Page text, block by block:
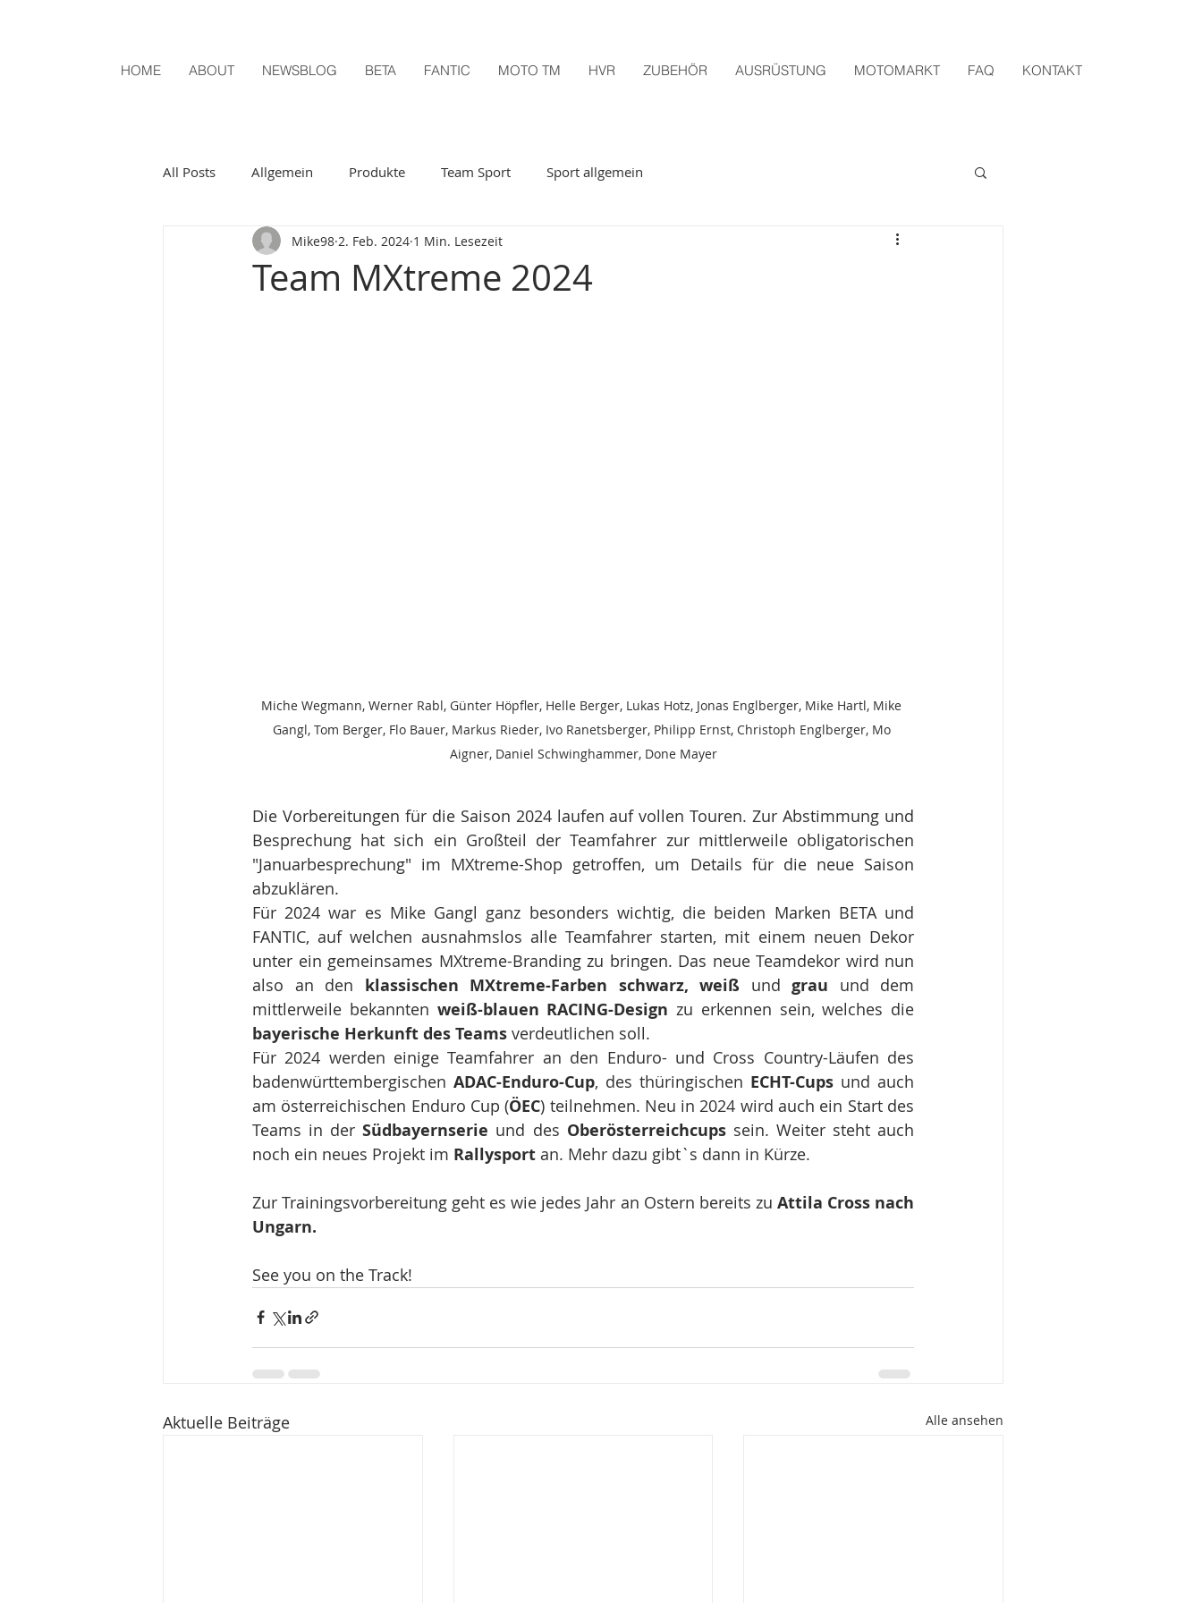
HOME ABOUT NEWSBLOG BETA FANTIC MOTO TM HVR ZUBEHÖR AUSRÜSTUNG MOTOMARKT FAQ KONTAKT
All Posts Allgemein Produkte Team Sport Sport allgemein
Team MXtreme 2024
Mike98 2. Feb. 2024 1 Min. Lesezeit
Miche Wegmann, Werner Rabl, Günter Höpfler, Helle Berger, Lukas Hotz, Jonas Englberger, Mike Hartl, Mike
Gangl, Tom Berger, Flo Bauer, Markus Rieder, Ivo Ranetsberger, Philipp Ernst, Christoph Englberger, Mo
Aigner, Daniel Schwinghammer, Done Mayer
Die Vorbereitungen für die Saison 2024 laufen auf vollen Touren. Zur Abstimmung und
Besprechung hat sich ein Großteil der Teamfahrer zur mittlerweile obligatorischen
"Januarbesprechung" im MXtreme-Shop getroffen, um Details für die neue Saison
abzuklären.
Für 2024 war es Mike Gangl ganz besonders wichtig, die beiden Marken BETA und
FANTIC, auf welchen ausnahmslos alle Teamfahrer starten, mit einem neuen Dekor
unter ein gemeinsames MXtreme-Branding zu bringen. Das neue Teamdekor wird nun
also an den klassischen MXtreme-Farben schwarz, weiß und grau und dem
mittlerweile bekannten weiß-blauen RACING-Design zu erkennen sein, welches die
bayerische Herkunft des Teams verdeutlichen soll.
Für 2024 werden einige Teamfahrer an den Enduro- und Cross Country-Läufen des
badenwürttembergischen ADAC-Enduro-Cup, des thüringischen ECHT-Cups und auch
am österreichischen Enduro Cup (ÖEC) teilnehmen. Neu in 2024 wird auch ein Start des
Teams in der Südbayernserie und des Oberösterreichcups sein. Weiter steht auch
noch ein neues Projekt im Rallysport an. Mehr dazu gibt`s dann in Kürze.
Zur Trainingsvorbereitung geht es wie jedes Jahr an Ostern bereits zu Attila Cross nach
Ungarn.
See you on the Track!
Aktuelle Beiträge Alle ansehen